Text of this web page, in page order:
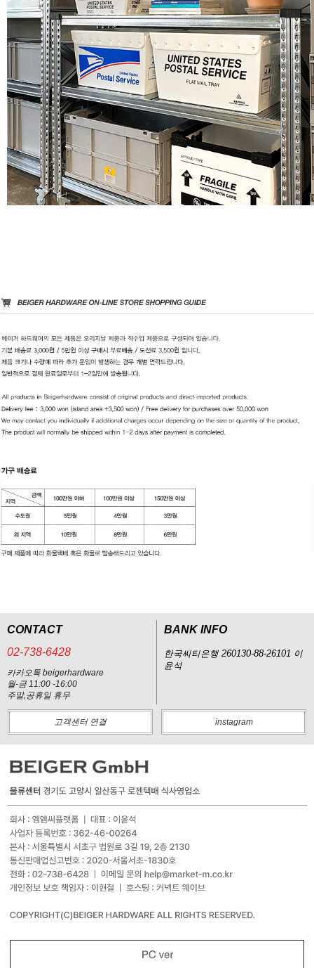
CONTACT
02-738-6428
카카오톡 beigerhardware
월-금 11:00 -16:00
주말,공휴일 휴무
BANK INFO
한국씨티은행 260130-88-26101 이
윤석
고객센터 연결 instagram